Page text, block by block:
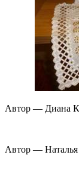
Автор — Диана
Автор —